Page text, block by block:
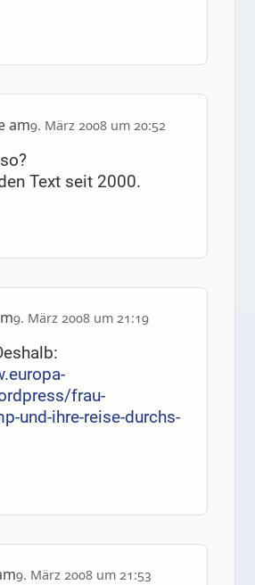
am9. März 2008 um 20:52
Text seit 2000.
9. März 2008 um 21:19
frau-
und-ihre-reise-durchs-
9. März 2008 um 21:53